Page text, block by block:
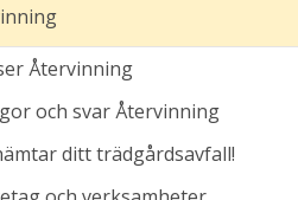
Återvinning
och svar Återvinning
ditt trädgårdsavfall!